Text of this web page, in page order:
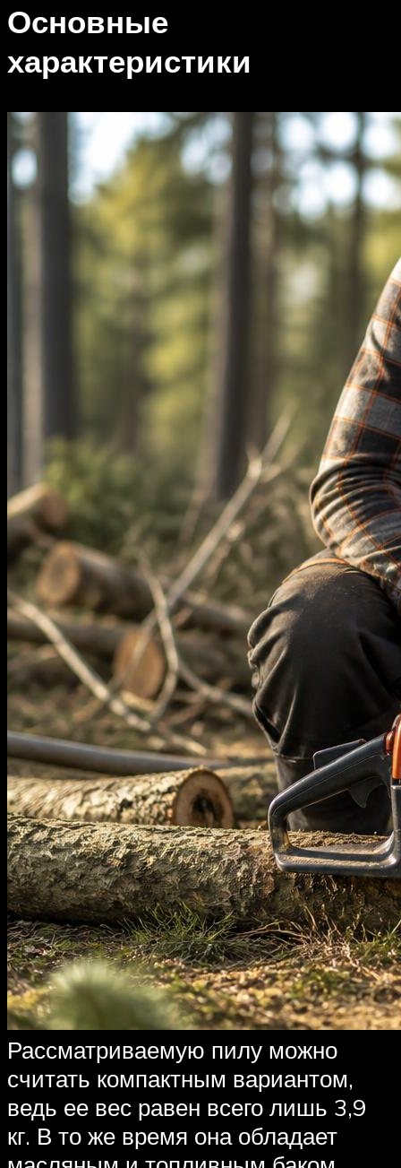
Основные
характеристики
Рассматриваемую пилу можно
считать компактным вариантом,
ведь ее вес равен всего лишь 3,9
кг. В то же время она обладает